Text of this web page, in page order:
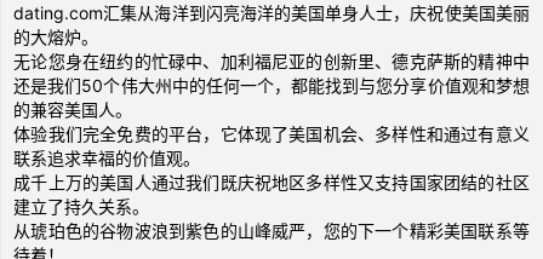
dating.com汇集从海洋到闪亮海洋的美国单身人士，庆祝使美国美丽
的大熔炉。
无论您身在纽约的忙碌中、加利福尼亚的创新里、德克萨斯的精神中
还是我们50个伟大州中的任何一个，都能找到与您分享价值观和梦想
的兼容美国人。
体验我们完全免费的平台，它体现了美国机会、多样性和通过有意义
联系追求幸福的价值观。
成千上万的美国人通过我们既庆祝地区多样性又支持国家团结的社区
建立了持久关系。
从琥珀色的谷物波浪到紫色的山峰威严，您的下一个精彩美国联系等
待着！